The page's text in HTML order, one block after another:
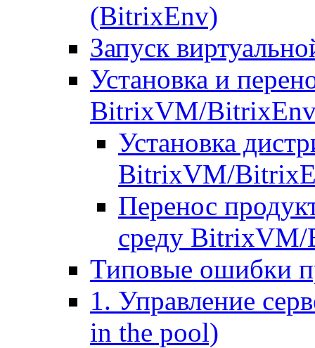
(BitrixEnv)
Запуск
Установка и
BitrixVM/
Установка
BitrixVM/
Перенос
среду
Типовые ошибки
1. Управление
in the pool)